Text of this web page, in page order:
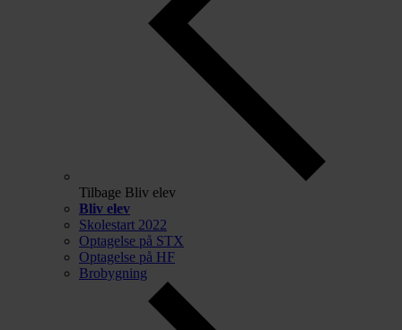
Tilbage Bliv elev
Bliv elev
Skolestart 2022
Optagelse på STX
Optagelse på HF
Brobygning